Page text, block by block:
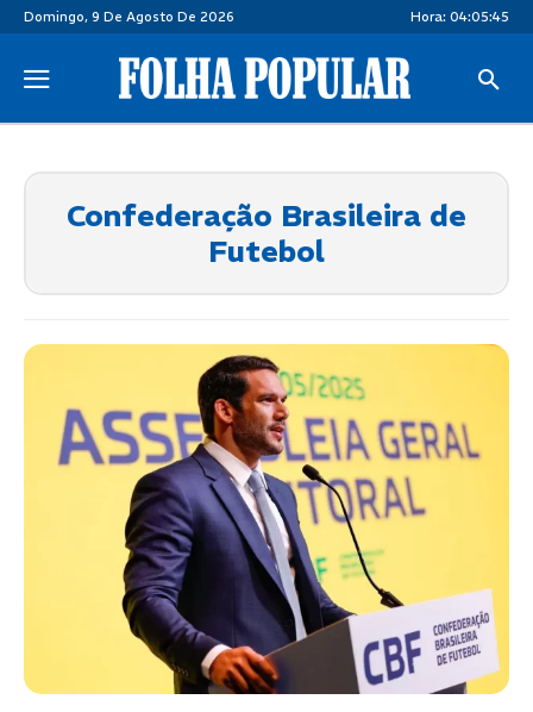
Domingo, 9 De Agosto De 2026 Hora: 04:05:45
Confederação Brasileira de
Futebol